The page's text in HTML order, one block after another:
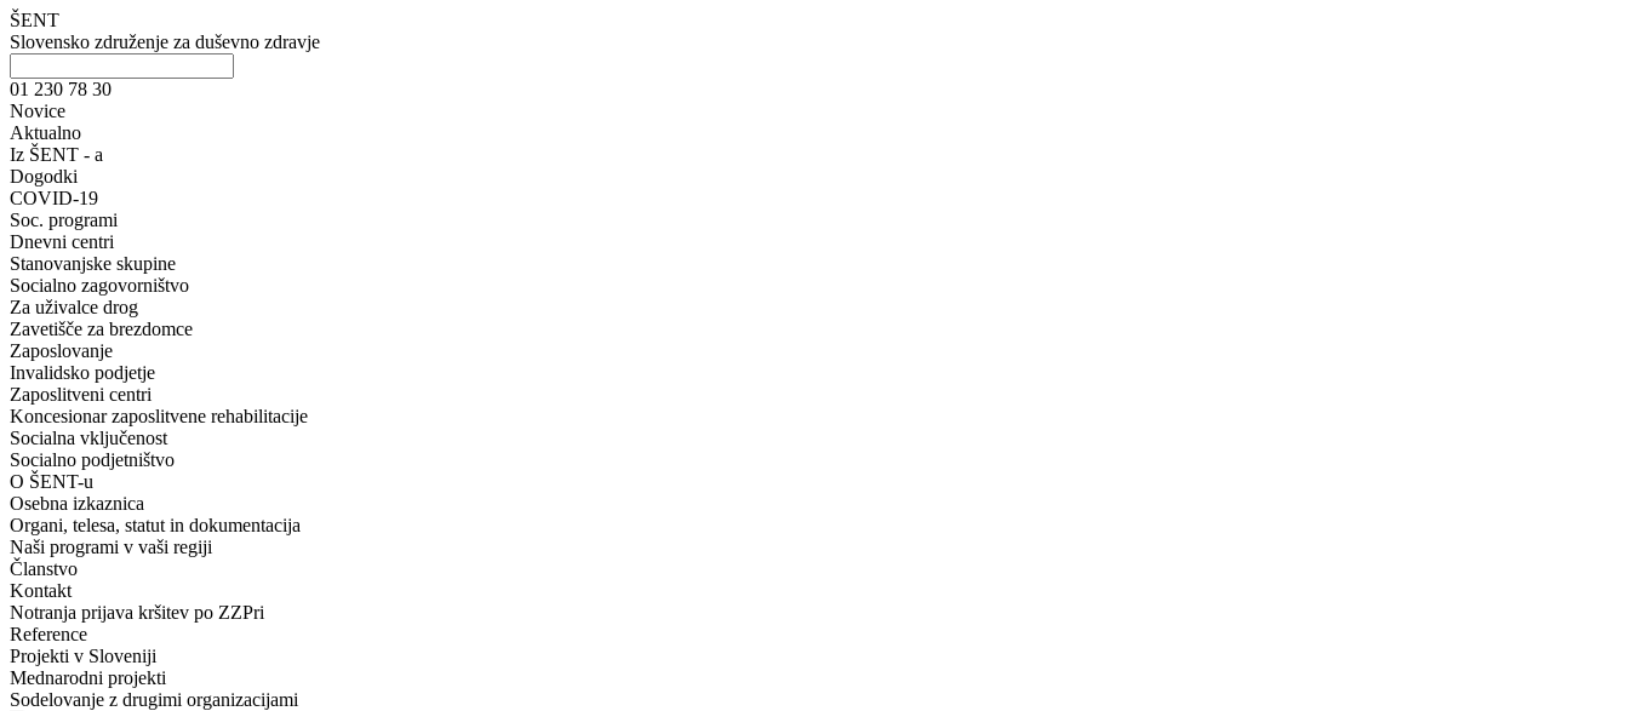
ŠENT
Slovensko združenje za duševno zdravje
01 230 78 30
Novice
Aktualno
Iz ŠENT - a
Dogodki
COVID-19
Soc. programi
Dnevni centri
Stanovanjske skupine
Socialno zagovorništvo
Za uživalce drog
Zavetišče za brezdomce
Zaposlovanje
Invalidsko podjetje
Zaposlitveni centri
Koncesionar zaposlitvene rehabilitacije
Socialna vključenost
Socialno podjetništvo
O ŠENT-u
Osebna izkaznica
Organi, telesa, statut in dokumentacija
Naši programi v vaši regiji
Članstvo
Kontakt
Notranja prijava kršitev po ZZPri
Reference
Projekti v Sloveniji
Mednarodni projekti
Sodelovanje z drugimi organizacijami